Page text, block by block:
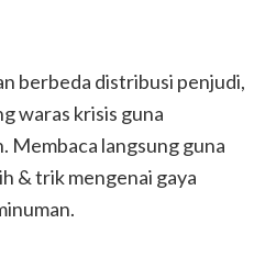
berbeda distribusi penjudi,
waras krisis guna
Membaca langsung guna
& trik mengenai gaya